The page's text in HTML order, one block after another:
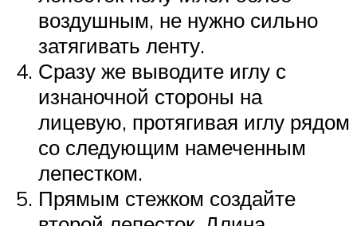
воздушным, не нужно сильно
затягивать ленту.
Сразу же выводите иглу с
изнаночной стороны на
лицевую, протягивая иглу рядом
со следующим намеченным
лепестком.
Прямым стежком создайте